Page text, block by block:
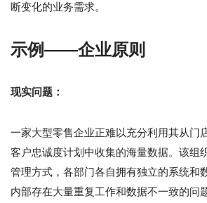
断变化的业务需求。
示例——企业原则
现实问题：
一家大型零售企业正难以充分利用其从门
客户忠诚度计划中收集的海量数据。该组
管理方式，各部门各自拥有独立的系统和
内部存在大量重复工作和数据不一致的问